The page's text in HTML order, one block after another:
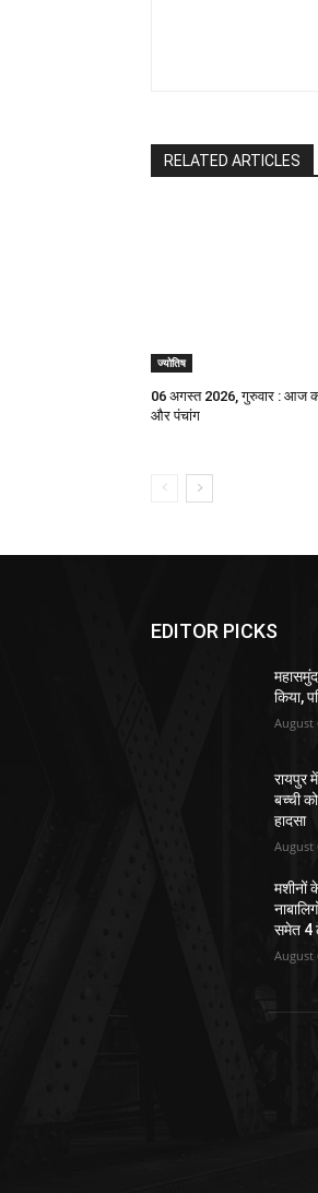
RELATED ARTICLES
ज्योतिष
06 अगस्त 2026, गुरुवार : आज
और पंचांग
EDITOR PICKS
किया,
August
रायपुर
बच्ची
हादसा
August
मशीनों
समेत 4
August